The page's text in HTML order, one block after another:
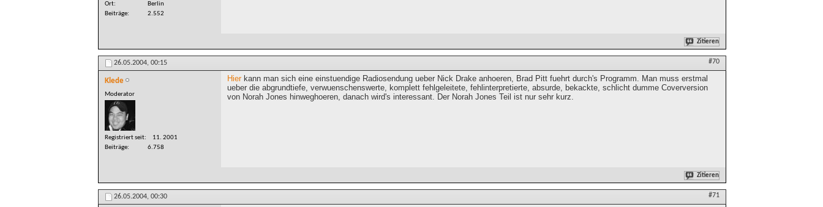
Ort
Berlin
Beiträge
2.552
Zitieren
26.05.2004, 00:15 #70
Klede
Moderator
Registriert seit
11. 2001
Beiträge
6.758
Hier kann man sich eine einstuendige Radiosendung ueber Nick Drake anhoeren, Brad Pitt fuehrt durch's Programm. Man muss erstmal
ueber die abgrundtiefe, verwuenschenswerte, komplett fehlgeleitete, fehlinterpretierte, absurde, bekackte, schlicht dumme Coverversion
von Norah Jones hinweghoeren, danach wird's interessant. Der Norah Jones Teil ist nur sehr kurz.
Zitieren
26.05.2004, 00:30 #71